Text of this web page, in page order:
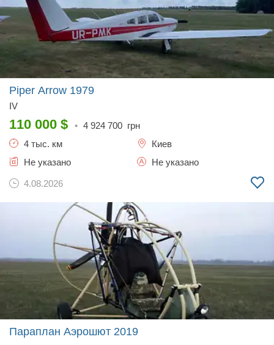
Piper Arrow 1979
IV
110 000 $ • 4 924 700 грн
4 тыс. км
Киев
Не указано
Не указано
4.08.2026
Параплан Аэрошют 2019